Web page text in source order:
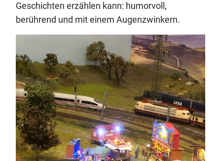
Geschichten erzählen kann: humorvoll,
berührend und mit einem Augenzwinkern.